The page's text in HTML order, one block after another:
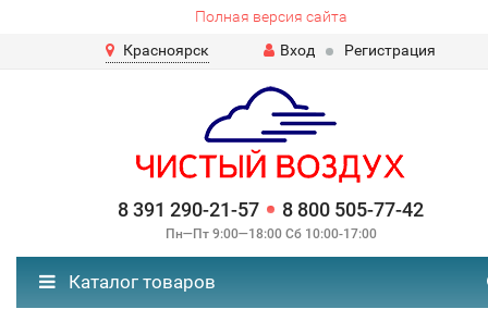
Полная версия сайта
Красноярск
Вход Регистрация
8 391 290-21-57 8 800 505-77-42
Пн—Пт 9:00—18:00 Сб 10:00-17:00
Каталог товаров